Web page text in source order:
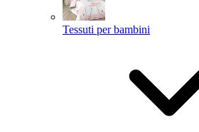
Tessuti per bambini